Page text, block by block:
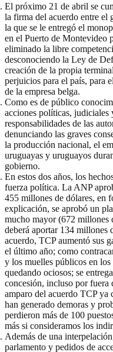
El próximo 21 de abril se
la firma del acuerdo entre el
la que se le entregó el
en el Puerto de Montevideo
eliminado la libre
desconociendo la Ley de
creación de la propia
perjuicios para el país, para
de la empresa belga.
Como es de público
acciones políticas,
responsabilidades de las
denunciando las graves
la producción nacional, el
uruguayas y uruguayos
gobierno.
En estos dos años, los
fuerza política. La ANP
455 millones de dólares, en
explicación, se aprobó un
mucho mayor (672 millones
deberá aportar 134 millones
acuerdo, TCP aumentó sus
el último año; como
y los muelles públicos en
quedando ociosos; se
concesión, incluso por fuera
amparo del acuerdo TCP ya
han generado demoras y
perdieron más de 100
más si consideramos los
Además de una
parlamento y pedidos de